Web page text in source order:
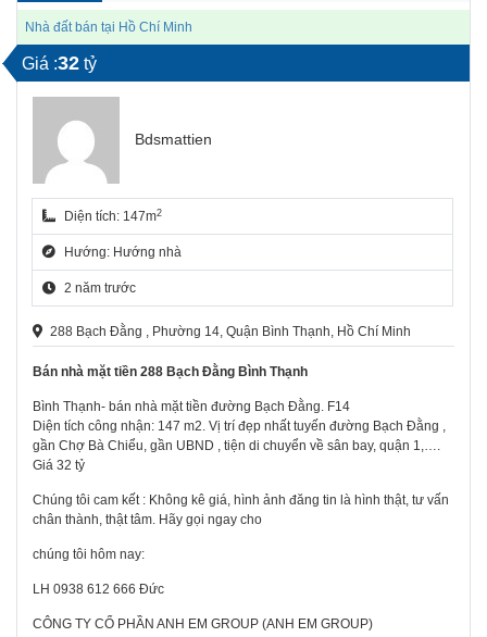
Nhà đất bán tại Hồ Chí Minh
Giá :32 tỷ
Bdsmattien
Diện tích: 147m2
Hướng: Hướng nhà
2 năm trước
288 Bạch Đằng , Phường 14, Quận Bình Thạnh, Hồ Chí Minh
Bán nhà mặt tiền 288 Bạch Đằng Bình Thạnh
Bình Thạnh- bán nhà mặt tiền đường Bạch Đằng. F14
Diện tích công nhận: 147 m2. Vị trí đẹp nhất tuyến đường Bạch Đằng ,
gần Chợ Bà Chiểu, gần UBND , tiện di chuyển về sân bay, quận 1,….
Giá 32 tỷ
Chúng tôi cam kết : Không kê giá, hình ảnh đăng tin là hình thật, tư vấn
chân thành, thật tâm. Hãy gọi ngay cho
chúng tôi hôm nay:
LH 0938 612 666 Đức
CÔNG TY CỔ PHẦN ANH EM GROUP (ANH EM GROUP)